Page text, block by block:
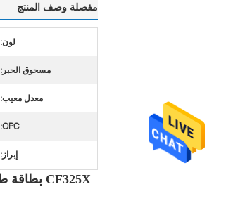
مفصلة وصف المنتج
لون:
مسحوق الحبر:
معدل معيب:
OPC:
إبراز:
CF325X بطاقة طابع طابعة تستخدم لـ HP M806dn M806x+ M830zMFP M830z